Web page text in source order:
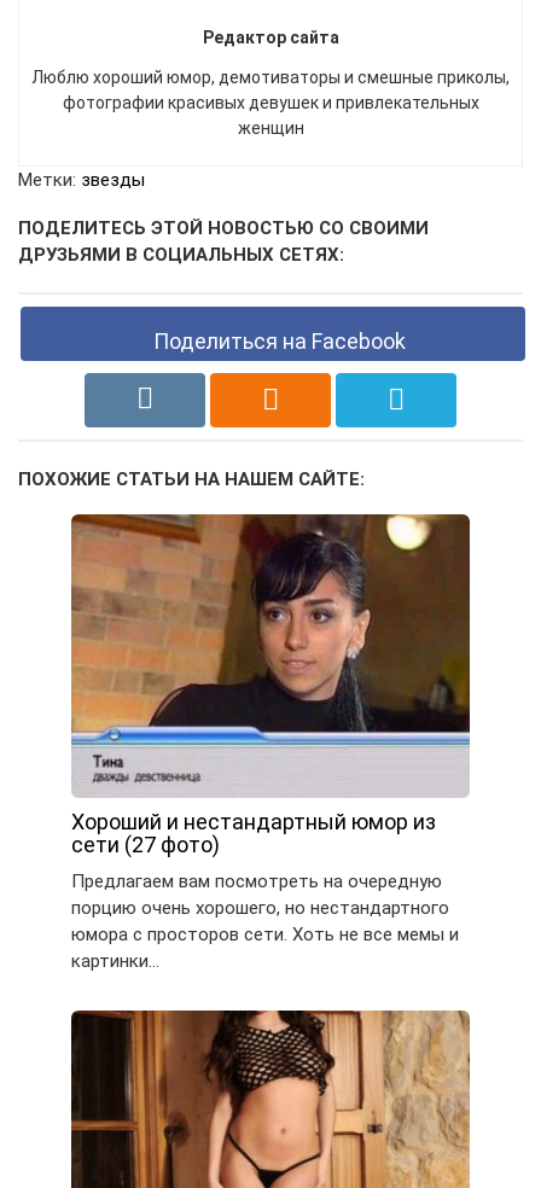
Редактор сайта
Люблю хороший юмор, демотиваторы и смешные приколы,
фотографии красивых девушек и привлекательных
женщин
Метки: звезды
ПОДЕЛИТЕСЬ ЭТОЙ НОВОСТЬЮ СО СВОИМИ
ДРУЗЬЯМИ В СОЦИАЛЬНЫХ СЕТЯХ:
Поделиться на Facebook
ПОХОЖИЕ СТАТЬИ НА НАШЕМ САЙТЕ:
Хороший и нестандартный юмор из
сети (27 фото)
Предлагаем вам посмотреть на очередную
порцию очень хорошего, но нестандартного
юмора с просторов сети. Хоть не все мемы и
картинки…